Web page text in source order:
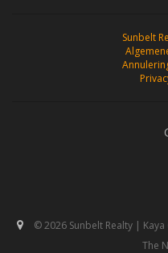
Sunbelt
© 2026 Sunbelt Realty |
The